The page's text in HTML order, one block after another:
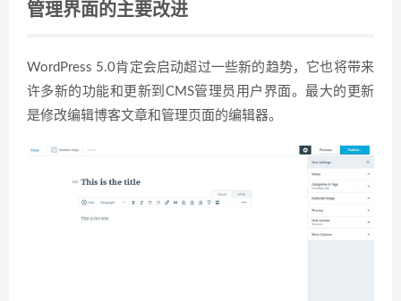
管理界面的主要改进
WordPress 5.0肯定会启动超过一些新的趋势，它也将带来
许多新的功能和更新到CMS管理员用户界面。最大的更新
是修改编辑博客文章和管理页面的编辑器。